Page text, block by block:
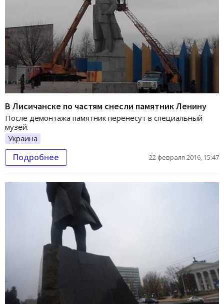
В Лисичанске по частям снесли памятник Ленину
После демонтажа памятник перенесут в специальный
музей.
Украина
Подробнее 22 февраля 2016, 15:47